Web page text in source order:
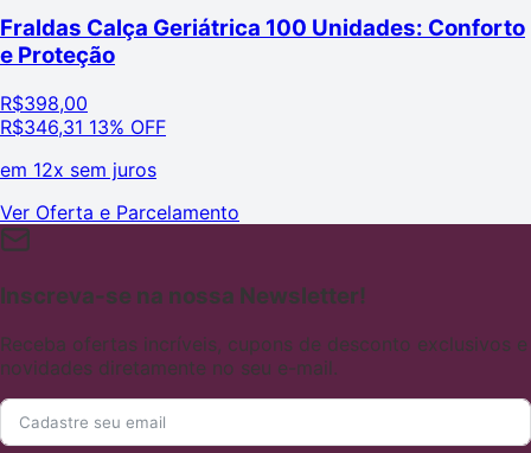
Fraldas Calça Geriátrica 100 Unidades: Conforto
e Proteção
R$398,00
R$346,31 13% OFF
em 12x sem juros
Ver Oferta e Parcelamento
Inscreva-se na nossa Newsletter!
Receba ofertas incríveis, cupons de desconto exclusivos e
novidades diretamente no seu e-mail.